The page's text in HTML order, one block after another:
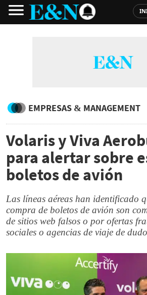
EMPRESAS & MANAGEMENT
Volaris y Viva
para alertar sobre
boletos de avión
Las líneas aéreas han identificado
compra de boletos de avión son
de sitios web falsos o por ofertas
sociales o agencias de viaje de